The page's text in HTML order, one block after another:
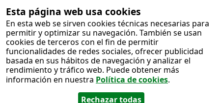
Esta página web usa cookies
En esta web se sirven cookies técnicas necesarias para
permitir y optimizar su navegación. También se usan
cookies de terceros con el fin de permitir
funcionalidades de redes sociales, ofrecer publicidad
basada en sus hábitos de navegación y analizar el
rendimiento y tráfico web. Puede obtener más
información en nuestra Política de cookies.